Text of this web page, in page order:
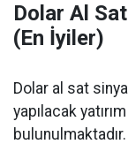
Dolar Al
(En İyiler)
Dolar al sat
yapılacak